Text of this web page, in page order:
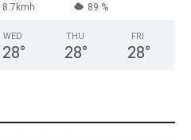
8.7kmh 89 %
WED
28°
THU
28°
FRI
28°